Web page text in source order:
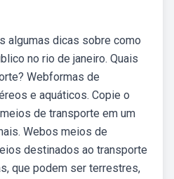
algumas dicas sobre como
no rio de janeiro. Quais
Webformas de
e aquáticos. Copie o
de transporte em um
Webos meios de
destinados ao transporte
que podem ser terrestres,